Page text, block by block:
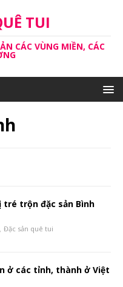
TUI
CÁC VÙNG MIỀN, CÁC
trộn đặc sản Bình
Đặc sản quê tui
ở các tỉnh, thành ở Việt